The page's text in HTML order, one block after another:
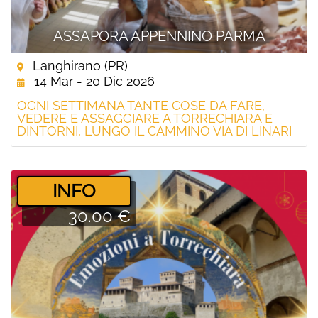
ASSAPORA APPENNINO PARMA
Langhirano (PR)
14 Mar - 20 Dic 2026
OGNI SETTIMANA TANTE COSE DA FARE,
VEDERE E ASSAGGIARE A TORRECHIARA E
DINTORNI, LUNGO IL CAMMINO VIA DI LINARI
­INFO
30.00 €